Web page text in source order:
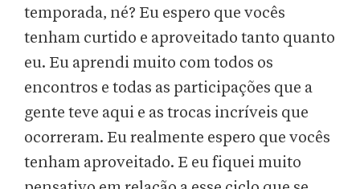
temporada, né? Eu espero que vocês
tenham curtido e aproveitado tanto quanto
eu. Eu aprendi muito com todos os
encontros e todas as participações que a
gente teve aqui e as trocas incríveis que
ocorreram. Eu realmente espero que vocês
tenham aproveitado. E eu fiquei muito